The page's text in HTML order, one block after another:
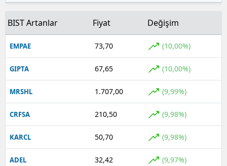
Aksaray
Bayburt
Karaman
Kırıkkale
Batman
Şırnak
Bartın
BIST Artanlar Fiyat Değişim
EMPAE 73,70 (10,00%)
GIPTA 67,65 (10,00%)
MRSHL 1.707,00 (9,99%)
CRFSA 210,50 (9,98%)
KARCL 50,70 (9,98%)
ADEL 32,42 (9,97%)